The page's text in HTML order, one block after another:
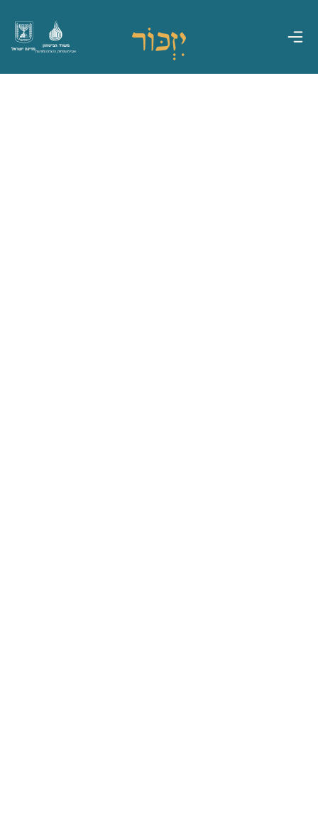
מדינת ישראל
משרד הביטחון
אגף משפחות, הנצחה ומורשת